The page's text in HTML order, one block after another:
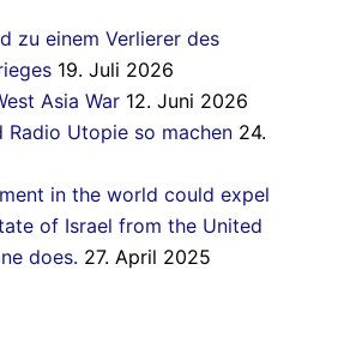
zu einem Verlierer des
19. Juli 2026
Asia War 12. Juni 2026
Radio Utopie so machen 24.
in the world could expel
of Israel from the United
does. 27. April 2025